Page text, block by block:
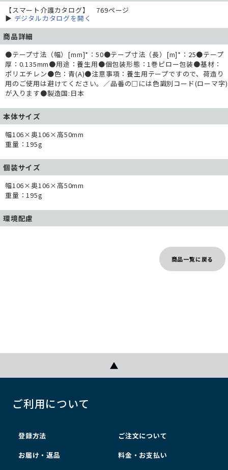
【スマート介護カタログ】 769ページ
▶ デジタルカタログを開く
商品詳細
●テープ寸法（幅）[mm]*：50●テープ寸法（長）[m]*：25●テープ
厚：0.135mm●用途：養生用●個包装形態：1巻ピロー包装●基材：
ポリエチレン●色：青(A)●注意事項：養生用テープですので、荷造り
用のご使用は避けてください。／品番の□には色識別コード(ローマ字)
が入ります●製造国:日本
本体サイズ
幅106×奥106×高50mm
重量：195g
個装サイズ
幅106×奥106×高50mm
重量：195g
環境配慮
商品一覧に戻る
ご利用について
登録方法 ご注文について
お届け・返品 料金・お支払い